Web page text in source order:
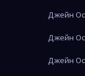
Джейн
Джейн
Джейн